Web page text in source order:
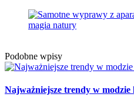
Podobne wpisy
Najważniejsze trendy w modzie